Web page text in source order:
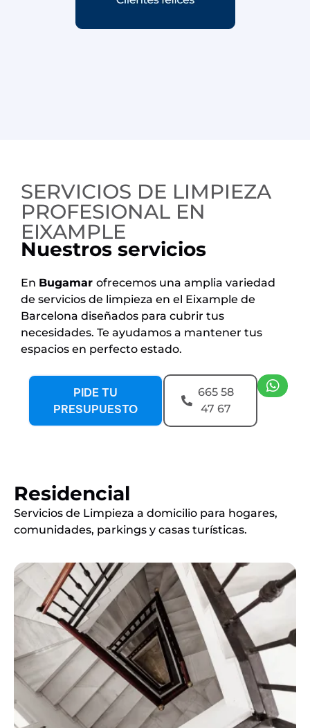
SERVICIOS DE LIMPIEZA
PROFESIONAL EN
EIXAMPLE
Nuestros servicios
En Bugamar ofrecemos una amplia variedad
de servicios de limpieza en el Eixample de
Barcelona diseñados para cubrir tus
necesidades. Te ayudamos a mantener tus
espacios en perfecto estado.
PIDE TU
PRESUPUESTO
665 58
47 67
Residencial
Servicios de Limpieza a domicilio para hogares,
comunidades, parkings y casas turísticas.